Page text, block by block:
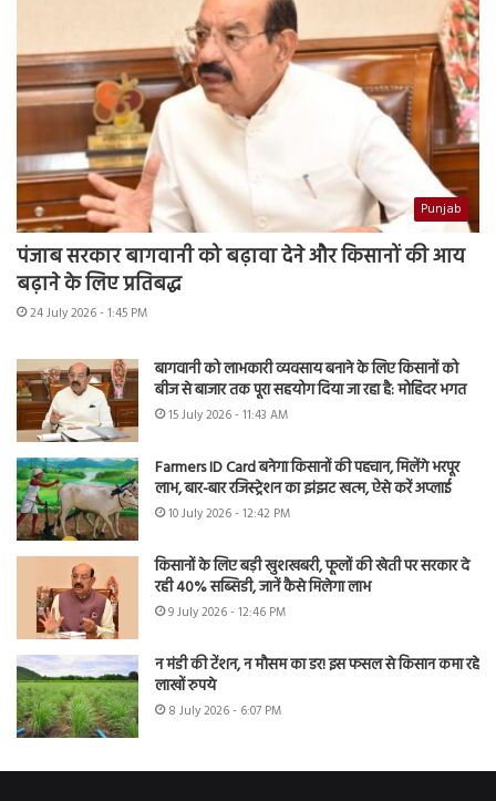
Punjab
पंजाब सरकार बागवानी को बढ़ावा देने और किसानों की आय
बढ़ाने के लिए प्रतिबद्ध
24 July 2026 - 1:45 PM
बागवानी को लाभकारी व्यवसाय बनाने के लिए किसानों को
बीज से बाजार तक पूरा सहयोग दिया जा रहा है: मोहिंदर भगत
15 July 2026 - 11:43 AM
Farmers ID Card बनेगा किसानों की पहचान, मिलेंगे भरपूर
लाभ, बार-बार रजिस्ट्रेशन का झंझट खत्म, ऐसे करें अप्लाई
10 July 2026 - 12:42 PM
किसानों के लिए बड़ी खुशखबरी, फूलों की खेती पर सरकार दे
रही 40% सब्सिडी, जानें कैसे मिलेगा लाभ
9 July 2026 - 12:46 PM
न मंडी की टेंशन, न मौसम का डर! इस फसल से किसान कमा रहे
लाखों रुपये
8 July 2026 - 6:07 PM